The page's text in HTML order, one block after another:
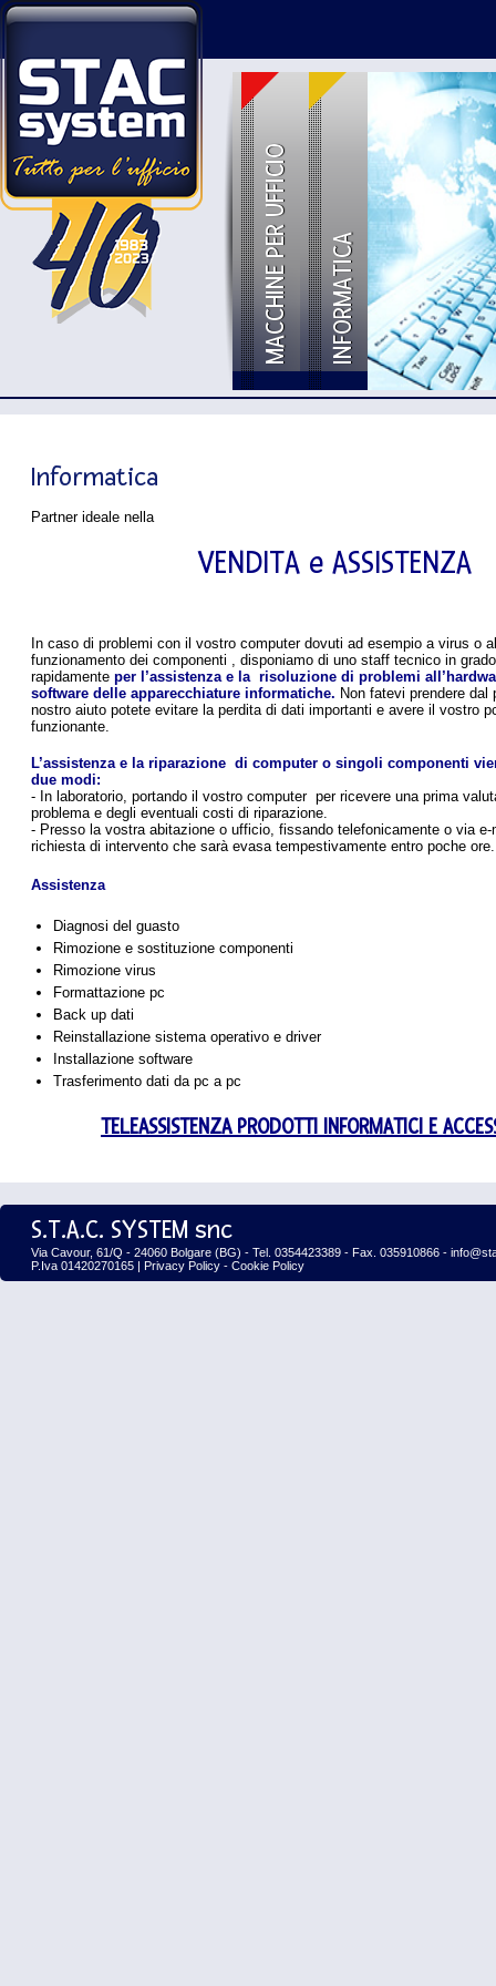
MACCHINE PER UFFICIO INFORMATICA
Informatica
Partner ideale nella
VENDITA e ASSISTENZA
In caso di problemi con il vostro computer dovuti ad esempio a virus o
funzionamento dei componenti , disponiamo di uno staff tecnico in
rapidamente per l’assistenza e la risoluzione di problemi
software delle apparecchiature informatiche. Non fatevi prendere dal
nostro aiuto potete evitare la perdita di dati importanti e avere il vostro
funzionante.
L’assistenza e la riparazione di computer o singoli componenti
due modi:
- In laboratorio, portando il vostro computer per ricevere una prima
problema e degli eventuali costi di riparazione.
- Presso la vostra abitazione o ufficio, fissando telefonicamente o via e-
richiesta di intervento che sarà evasa tempestivamente entro poche ore.
Assistenza
Diagnosi del guasto
Rimozione e sostituzione componenti
Rimozione virus
Formattazione pc
Back up dati
Reinstallazione sistema operativo e driver
Installazione software
Trasferimento dati da pc a pc
TELEASSISTENZA PRODOTTI INFORMATICI E
S.T.A.C. SYSTEM snc
Via Cavour, 61/Q - 24060 Bolgare (BG) - Tel. 0354423389 - Fax. 035910866 -
P.Iva 01420270165 | Privacy Policy - Cookie Policy